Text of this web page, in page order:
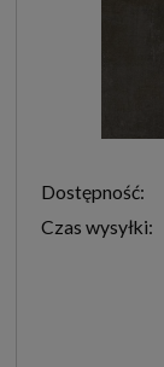
Dostępność:
Czas wysyłki: